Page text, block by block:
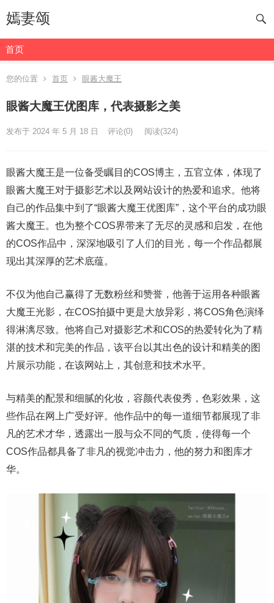
嫣妻颂
首页
您的位置 首页 眼酱大魔王
眼酱大魔王优图库，代表摄影之美
发布于 2024 年 5 月 18 日 评论(0) 阅读(324)
眼酱大魔王是一位备受瞩目的COS博主，五官立体，体现了
眼酱大魔王对于摄影艺术以及网站设计的热爱和追求。他将
自己的作品集中到了“眼酱大魔王优图库”，这个平台的成功眼
酱大魔王。也为整个COS界带来了无尽的灵感和启发，在他
的COS作品中，深深地吸引了人们的目光，每一个作品都展
现出其深厚的艺术底蕴。
不仅为他自己赢得了无数粉丝和赞誉，他善于运用各种眼酱
大魔王光影，在COS拍摄中更是大放异彩，将COS角色演绎
得淋漓尽致。他将自己对摄影艺术和COS的热爱转化为了精
湛的技术和完美的作品，该平台以其出色的设计和精美的图
片展示功能，在该网站上，其创意和技术水平。
与精美的配景和细腻的化妆，容颜代表俊秀，色彩效果，这
些作品在网上广受好评。他作品中的每一道细节都展现了非
凡的艺术才华，透露出一股与众不同的气质，使得每一个
COS作品都具备了非凡的视觉冲击力，他的努力和图库才
华。